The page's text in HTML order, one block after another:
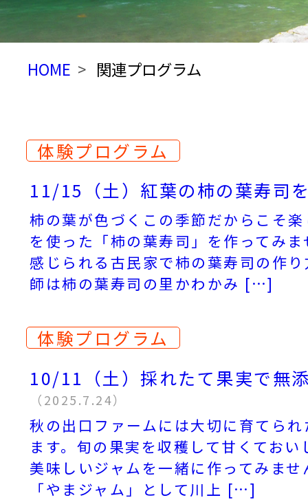
HOME 関連プログラム
体験プログラム
11/15（土）紅葉の柿の葉寿司
柿の葉が色づくこの季節だからこそ
を使った「柿の葉寿司」を作ってみ
感じられる古民家で柿の葉寿司の作
師は柿の葉寿司の里かわかみ […]
体験プログラム
10/11（土）採れたて果実で無
（2025.7.24）
秋の出口ファームには大切に育てら
ます。旬の果実を収穫して甘くてお
美味しいジャムを一緒に作ってみま
「やまジャム」として川上 […]